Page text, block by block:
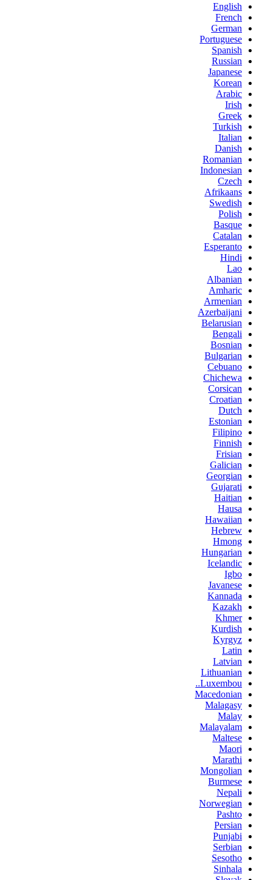
English
French
German
Portuguese
Spanish
Russian
Japanese
Korean
Arabic
Irish
Greek
Turkish
Italian
Danish
Romanian
Indonesian
Czech
Afrikaans
Swedish
Polish
Basque
Catalan
Esperanto
Hindi
Lao
Albanian
Amharic
Armenian
Azerbaijani
Belarusian
Bengali
Bosnian
Bulgarian
Cebuano
Chichewa
Corsican
Croatian
Dutch
Estonian
Filipino
Finnish
Frisian
Galician
Georgian
Gujarati
Haitian
Hausa
Hawaiian
Hebrew
Hmong
Hungarian
Icelandic
Igbo
Javanese
Kannada
Kazakh
Khmer
Kurdish
Kyrgyz
Latin
Latvian
Lithuanian
Luxembou..
Macedonian
Malagasy
Malay
Malayalam
Maltese
Maori
Marathi
Mongolian
Burmese
Nepali
Norwegian
Pashto
Persian
Punjabi
Serbian
Sesotho
Sinhala